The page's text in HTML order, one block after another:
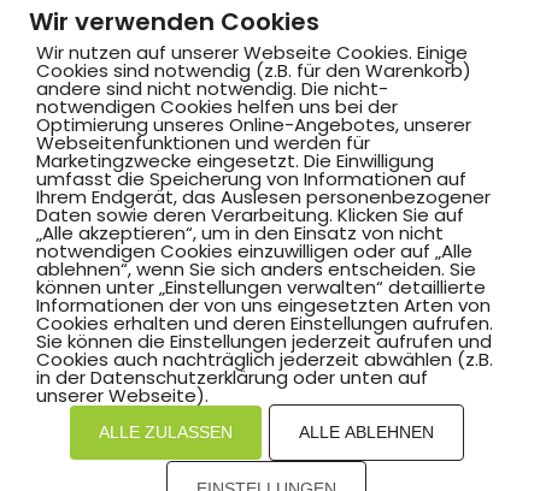
Hammer SportClub 2008
Am Südbad 9,
59069 Hamm
©2025 Hammer SportClub 2008 e.V.
Mit zum Verein by PASSGEBER
Wir verwenden Cookies
Wir nutzen auf unserer Webseite Cookies. Einige
Cookies sind notwendig (z.B. für den Warenkorb)
andere sind nicht notwendig. Die nicht-
notwendigen Cookies helfen uns bei der
Optimierung unseres Online-Angebotes, unserer
Webseitenfunktionen und werden für
Marketingzwecke eingesetzt. Die Einwilligung
umfasst die Speicherung von Informationen auf
Ihrem Endgerät, das Auslesen personenbezogener
Daten sowie deren Verarbeitung. Klicken Sie auf
„Alle akzeptieren“, um in den Einsatz von nicht
notwendigen Cookies einzuwilligen oder auf „Alle
ablehnen“, wenn Sie sich anders entscheiden. Sie
können unter „Einstellungen verwalten“ detaillierte
Informationen der von uns eingesetzten Arten von
Cookies erhalten und deren Einstellungen aufrufen.
Sie können die Einstellungen jederzeit aufrufen und
Cookies auch nachträglich jederzeit abwählen (z.B.
in der Datenschutzerklärung oder unten auf
unserer Webseite).
ALLE ZULASSEN ALLE ABLEHNEN